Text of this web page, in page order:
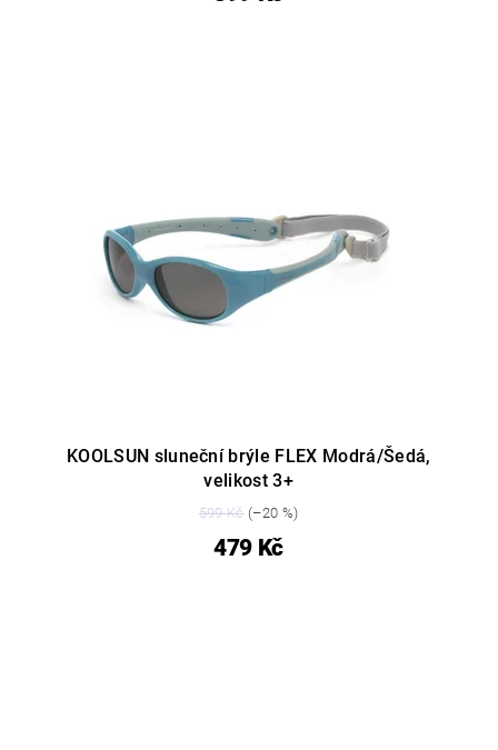
KOOLSUN sluneční brýle FLEX Modrá/Šedá,
velikost 3+
599 Kč(–20 %)
479 Kč